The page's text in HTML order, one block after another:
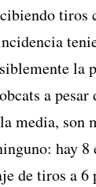
tiros
la
a pesar
media, son
hay
de tiros a